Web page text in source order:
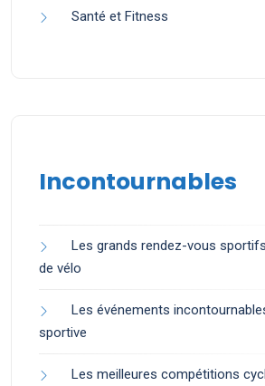
Santé et Fitness
Incontournables
Les grands rendez-vous
de vélo
Les événements
sportive
Les meilleures compétitions